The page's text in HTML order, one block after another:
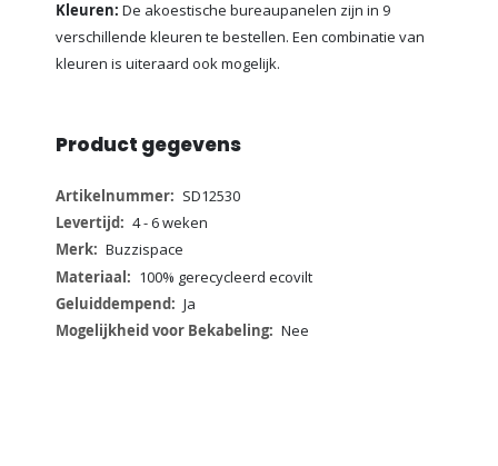
Kleuren: De akoestische bureaupanelen zijn in 9
verschillende kleuren te bestellen. Een combinatie van
kleuren is uiteraard ook mogelijk.
Product gegevens
Meer
informatie
SD12530
4 - 6 weken
Buzzispace
100% gerecycleerd ecovilt
Ja
Nee